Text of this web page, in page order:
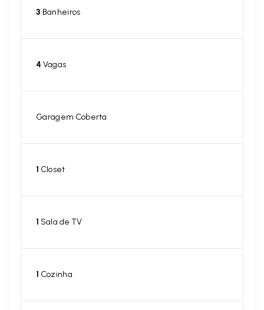
3 Banheiros
4 Vagas
Garagem Coberta
1 Closet
1 Sala de TV
1 Cozinha